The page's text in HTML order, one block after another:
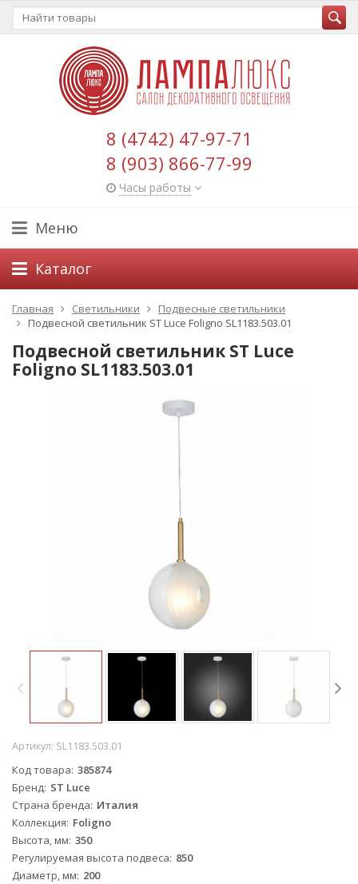
8 (4742) 47-97-71
8 (903) 866-77-99
Часы работы
Меню
Каталог
Главная Светильники
Подвесные светильники
Подвесной светильник ST Luce Foligno SL1183.503.01
Подвесной светильник ST Luce
Foligno SL1183.503.01
Артикул: SL1183.503.01
Код товара 385874
Бренд ST Luce
Страна бренда Италия
Коллекция Foligno
Высота, мм 350
Регулируемая высота подвеса 850
Диаметр, мм 200